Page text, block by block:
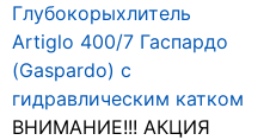
Глубокорыхлитель
Artiglo 400/7 Гаспардо
(Gaspardo) с
гидравлическим катком
ВНИМАНИЕ!!! АКЦИЯ